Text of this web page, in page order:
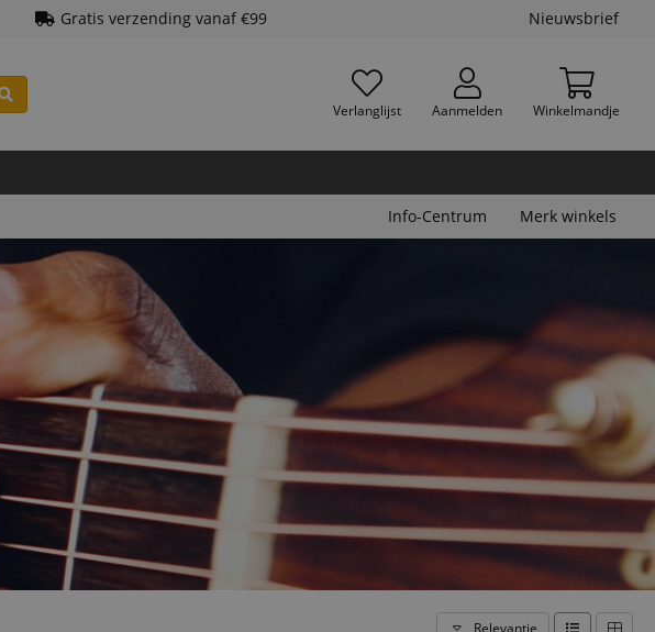
Gratis verzending vanaf €99 Nieuwsbrief
Verlanglijst Aanmelden Winkelmandje
Info-Centrum Merk winkels
Relevantie